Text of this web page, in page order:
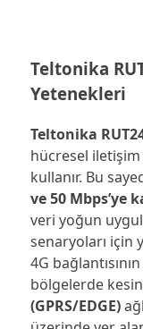
Teltonika
Yetenekleri
Teltonika
hücresel iletişim
kullanır. Bu
ve 50 Mbps’ye
veri yoğun
senaryoları için
4G
bölgelerde
(GPRS/EDGE)